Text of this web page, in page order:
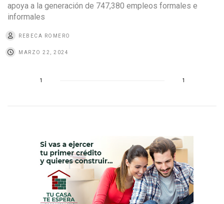
apoya a la generación de 747,380 empleos formales e
informales
REBECA ROMERO
MARZO 22, 2024
1 1